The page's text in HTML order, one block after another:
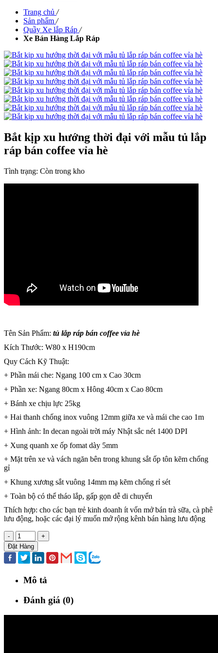
Trang chủ /
Sản phẩm /
Quầy Xe lắp Ráp /
Xe Bán Hàng Lắp Ráp
Bắt kịp xu hướng thời đại với mẫu tủ lắp
ráp bán coffee vỉa hè
Tình trạng: Còn trong kho
Tên Sản Phẩm: tủ lắp ráp bán coffee vỉa hè
Kích Thước: W80 x H190cm
Quy Cách Kỹ Thuật:
+ Phần mái che: Ngang 100 cm x Cao 30cm
+ Phần xe: Ngang 80cm x Hông 40cm x Cao 80cm
+ Bánh xe chịu lực 25kg
+ Hai thanh chống inox vuông 12mm giữa xe và mái che cao 1m
+ Hình ảnh: In decan ngoài trời máy Nhật sắc nét 1400 DPI
+ Xung quanh xe ốp fomat dày 5mm
+ Mặt trên xe và vách ngăn bên trong khung sắt ốp tôn kẽm chống
gỉ
+ Khung xương sắt vuông 14mm mạ kẽm chống rỉ sét
+ Toàn bộ có thể tháo lắp, gấp gọn dễ di chuyển
Thích hợp: cho các bạn trẻ kinh doanh ít vốn mở bán trà sữa, cà phê
lưu động, hoặc các đại lý muốn mở rộng kênh bán hàng lưu động
-
+
Đặt Hàng
Mô tả
Đánh giá (0)